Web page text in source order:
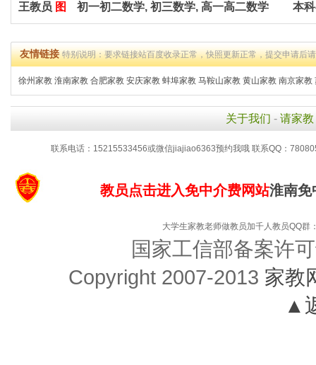
王教员 图 初一初二数学, 初三数学, 高一高二数学 本
友情链接特别说明：要求链接站百度收录正常，快照更新正常，提交申请后
徐州家教 淮南家教 合肥家教 安庆家教 蚌埠家教 马鞍山家教 黄山家教 南京家教
关于我们 - 请家教
联系电话：15215533456或微信jiajiao6363预约我哦 联系QQ：
教员点击进入免中介费网站淮南
大学生家教老师做教员加千人教员QQ
国家工信部备案许
Copyright 2007-2013 家教
▲